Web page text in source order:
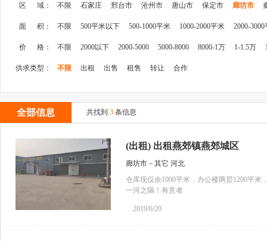
区 域： 不限 石家庄 邢台市 沧州市 唐山市 保定市 廊坊市
面 积： 不限 500平米以下 500-1000平米 1000-2000平米 2000-3000
价 格： 不限 2000以下 2000-5000 5000-8000 8000-1万 1-1.5万
供求类型： 不限 出租 出售 租售 转让 合作
全部信息 共找到 3 条信息
(出租) 出租燕郊镇燕郊城区
廊坊市－其它 河北
仓库现仅余1000平米，办公楼两层1200平
一河之隔！有意者
2019/6/20